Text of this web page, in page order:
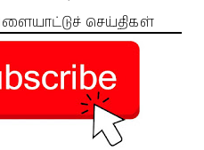
செய்திகள்